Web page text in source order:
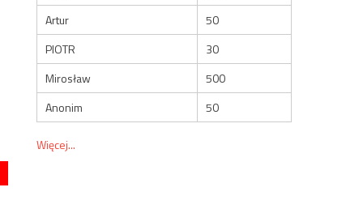
Artur
50
PIOTR
30
Mirosław
500
Anonim
50
Więcej...